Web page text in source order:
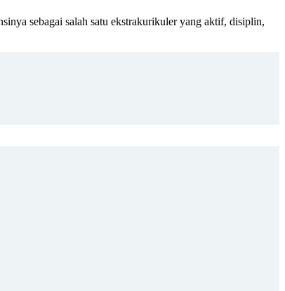
sebagai salah satu ekstrakurikuler yang aktif, disiplin,